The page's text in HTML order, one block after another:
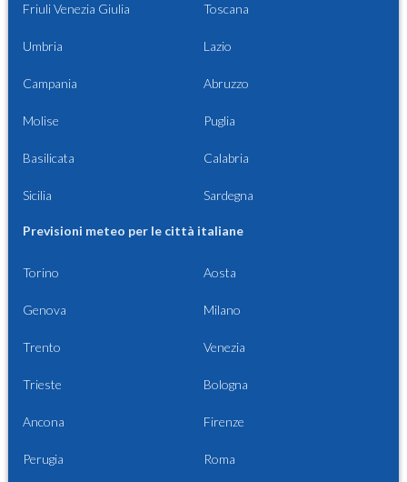
Friuli Venezia Giulia Toscana
Umbria Lazio
Campania Abruzzo
Molise Puglia
Basilicata Calabria
Sicilia Sardegna
Previsioni meteo per le città italiane
Torino Aosta
Genova Milano
Trento Venezia
Trieste Bologna
Ancona Firenze
Perugia Roma